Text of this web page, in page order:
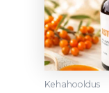
Kehahooldus